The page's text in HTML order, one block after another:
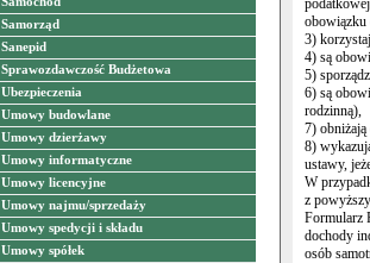
Samorząd
Sanepid
Sprawozdawczość Budżetowa
Ubezpieczenia
Umowy budowlane
Umowy dzierżawy
Umowy informatyczne
Umowy licencyjne
Umowy najmu/sprzedaży
Umowy spedycji i składu
Umowy spółek
obowiązku
3)
4) są
5)
6) są
rodzinną),
7) obniżają
8)
ustawy,
W
z
Formularz
dochody
osób